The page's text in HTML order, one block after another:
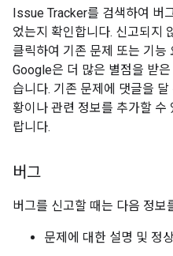
Issue Tracker를 검색하여 버
었는지 확인합니다. 신고되지
클릭하여 기존 문제 또는 기능
Google은 더 많은 별점을 받
습니다. 기존 문제에 댓글을
황이나 관련 정보를 추가할
랍니다.
버그
버그를 신고할 때는 다음 정보
문제에 대한 설명 및 정